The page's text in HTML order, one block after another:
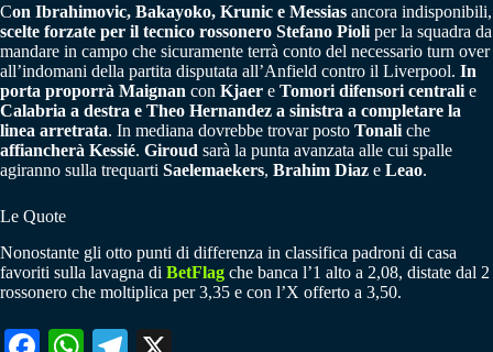
Con Ibrahimovic, Bakayoko, Krunic e Messias ancora indisponibili,
scelte forzate per il tecnico rossonero Stefano Pioli per la squadra da
mandare in campo che sicuramente terrà conto del necessario turn over
all’indomani della partita disputata all’Anfield contro il Liverpool. In
porta proporrà Maignan con Kjaer e Tomori difensori centrali e
Calabria a destra e Theo Hernandez a sinistra a completare la
linea arretrata. In mediana dovrebbe trovar posto Tonali che
affiancherà Kessié. Giroud sarà la punta avanzata alle cui spalle
agiranno sulla trequarti Saelemaekers, Brahim Diaz e Leao.
Le Quote
Nonostante gli otto punti di differenza in classifica padroni di casa
favoriti sulla lavagna di BetFlag che banca l’1 alto a 2,08, distate dal 2
rossonero che moltiplica per 3,35 e con l’X offerto a 3,50.